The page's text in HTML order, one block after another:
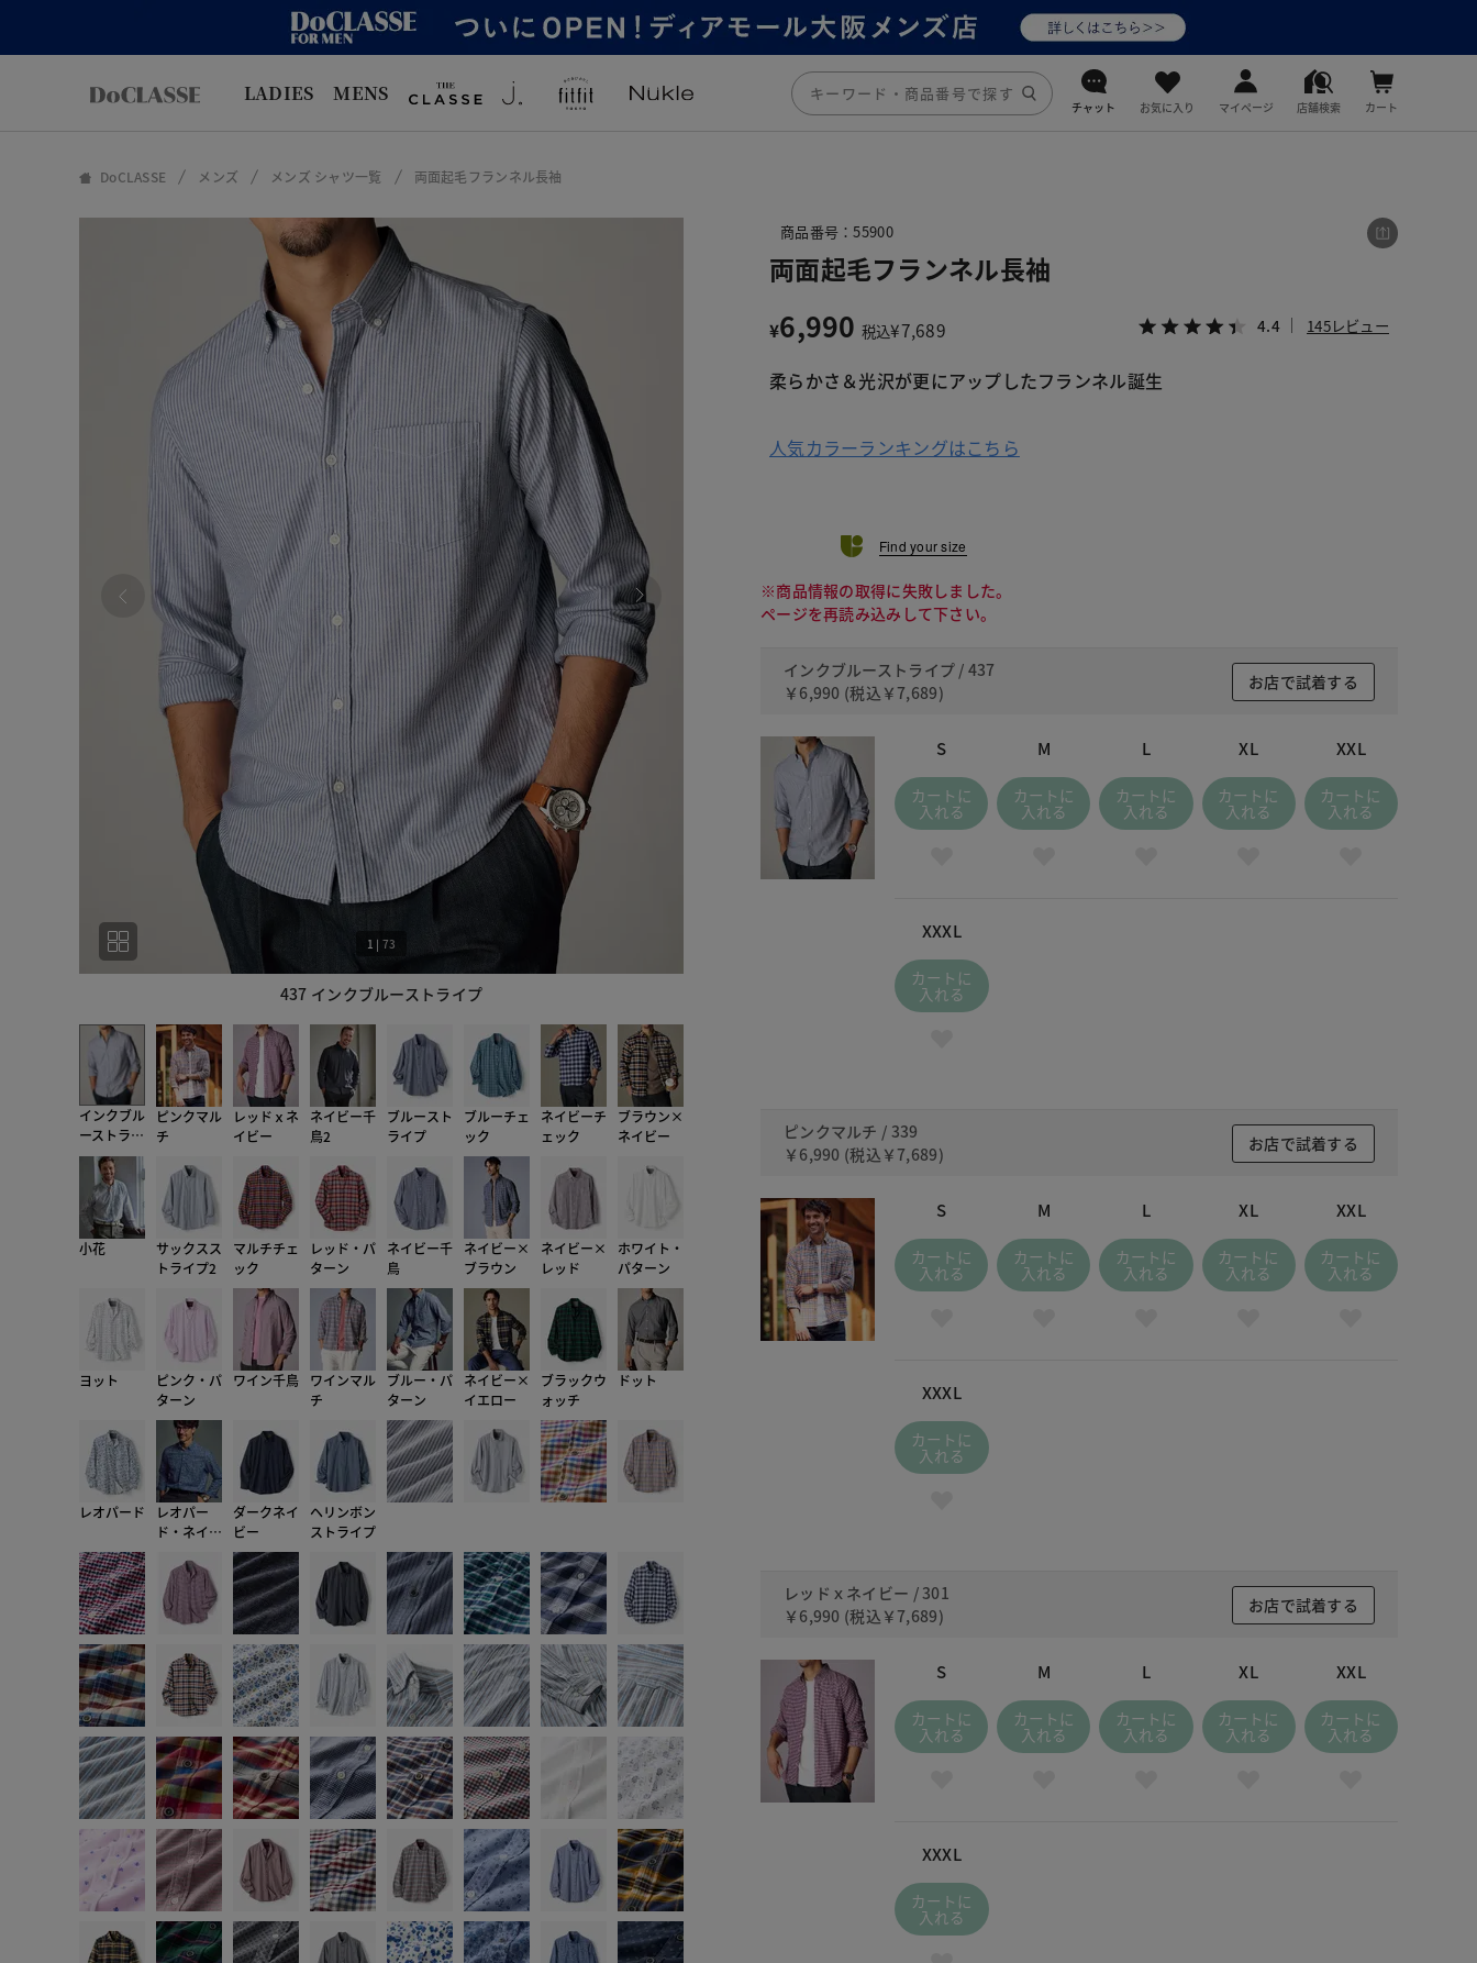
LADIES MENS
チャット お気に入り マイページ 店舗検索 カート
DoCLASSE メンズ メンズ シャツ一覧 両面起毛フランネル長袖
437 インクブルーストライプ 339 ピンクマルチ
1 | 73
インクブル
ーストライ
プ
ピンクマル
チ
レッドｘネ
イビー
ネイビー千
鳥2
ブルースト
ライプ
ブルーチェ
ック
ネイビーチ
ェック
ブラウン×
ネイビー
小花
サックスス
トライプ2
マルチチェ
ック
レッド・パ
ターン
ネイビー千
鳥
ネイビー×
ブラウン
ネイビー×
レッド
ホワイト・
パターン
ヨット
ピンク・パ
ターン
ワイン千鳥
ワインマル
チ
ブルー・パ
ターン
ネイビー×
イエロー
ブラックウ
ォッチ
ドット
レオパード
レオパー
ド・ネイビ
ダークネイ
ビー
ヘリンボン
ストライプ
商品番号：55900
両面起毛フランネル長袖
¥6,990 税込¥7,689 4.4 145レビュー
柔らかさ＆光沢が更にアップしたフランネル誕生
人気カラーランキングはこちら
Find your size
※商品情報の取得に失敗しました。
ページを再読み込みして下さい。
インクブルーストライプ / 437
￥6,990 (税込 ￥7,689)
お店で試着する
S
カートに
入れる
M
カートに
入れる
L
カートに
入れる
XL
カートに
入れる
XXL
カートに
入れる
XXXL
カートに
入れる
ピンクマルチ / 339
￥6,990 (税込 ￥7,689)
お店で試着する
S
カートに
入れる
M
カートに
入れる
L
カートに
入れる
XL
カートに
入れる
XXL
カートに
入れる
XXXL
カートに
入れる
レッドｘネイビー / 301
￥6,990 (税込 ￥7,689)
お店で試着する
S
カートに
入れる
M
カートに
入れる
L
カートに
入れる
XL
カートに
入れる
XXL
カートに
入れる
XXXL
カートに
入れる